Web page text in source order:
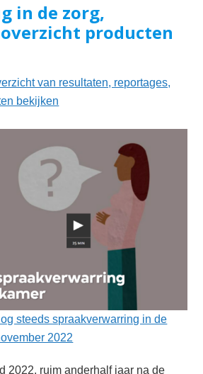
in de zorg,
producten
van resultaten, reportages,
bekijken
steeds spraakverwarring in de
2022
2022, ruim anderhalf jaar na de